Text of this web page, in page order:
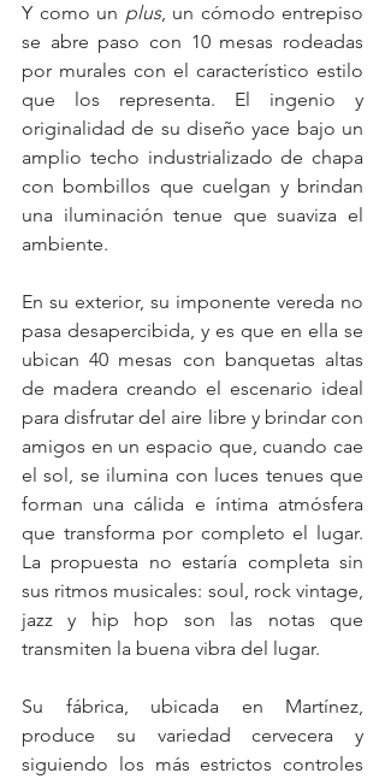
Y como un plus, un cómodo entrepiso
se abre paso con 10 mesas rodeadas
por murales con el característico estilo
que los representa. El ingenio y
originalidad de su diseño yace bajo un
amplio techo industrializado de chapa
con bombillos que cuelgan y brindan
una iluminación tenue que suaviza el
ambiente.
En su exterior, su imponente vereda no
pasa desapercibida, y es que en ella se
ubican 40 mesas con banquetas altas
de madera creando el escenario ideal
para disfrutar del aire libre y brindar con
amigos en un espacio que, cuando cae
el sol, se ilumina con luces tenues que
forman una cálida e íntima atmósfera
que transforma por completo el lugar.
La propuesta no estaría completa sin
sus ritmos musicales: soul, rock vintage,
jazz y hip hop son las notas que
transmiten la buena vibra del lugar.
Su fábrica, ubicada en Martínez,
produce su variedad cervecera y
siguiendo los más estrictos controles